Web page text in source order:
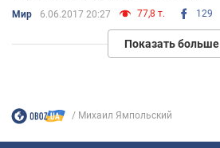
Мир 6.06.2017 20:27 77,8 т. 129
Показать больше
Михаил Ямпольский